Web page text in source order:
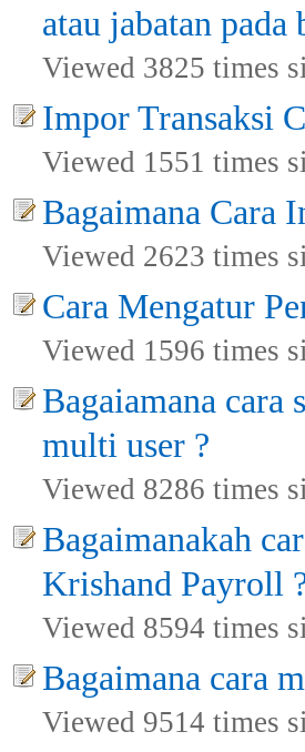
atau jabatan pada
Viewed 3825 times
Impor Transaksi
Viewed 1551 times
Bagaimana Cara
Viewed 2623 times
Cara Mengatur
Viewed 1596 times
Bagaiamana cara
multi user ?
Viewed 8286 times
Bagaimanakah
Krishand Payroll
Viewed 8594 times
Bagaimana cara
Viewed 9514 times